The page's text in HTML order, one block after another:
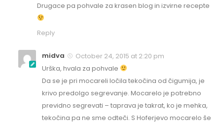
Drugace pa pohvale za krasen blog in izvirne recepte
Reply
midva
October 24, 2015 at 2:20 pm
Urška, hvala za pohvale
Da se je pri mocareli ločila tekočina od čigumija, je
krivo predolgo segrevanje. Mocarelo je potrebno
previdno segrevati – taprava je takrat, ko je mehka,
tekočina pa ne sme odteči. S Hoferjevo mocarelo še